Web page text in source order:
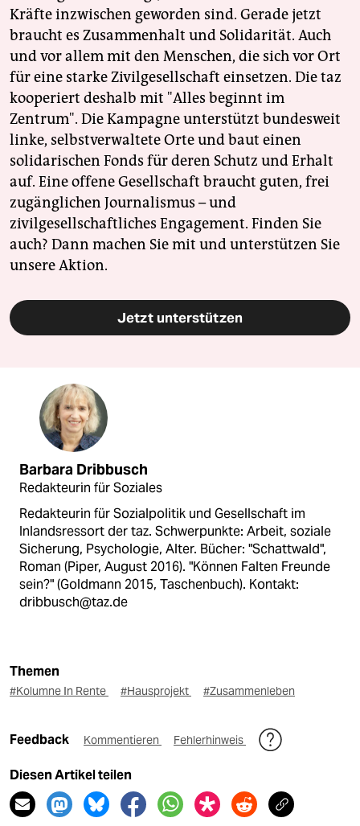
Kräfte inzwischen geworden sind. Gerade jetzt
braucht es Zusammenhalt und Solidarität. Auch
und vor allem mit den Menschen, die sich vor Ort
für eine starke Zivilgesellschaft einsetzen. Die taz
kooperiert deshalb mit "Alles beginnt im
Zentrum". Die Kampagne unterstützt bundesweit
linke, selbstverwaltete Orte und baut einen
solidarischen Fonds für deren Schutz und Erhalt
auf. Eine offene Gesellschaft braucht guten, frei
zugänglichen Journalismus – und
zivilgesellschaftliches Engagement. Finden Sie
auch? Dann machen Sie mit und unterstützen Sie
unsere Aktion.
Jetzt unterstützen
Barbara Dribbusch
Redakteurin für Soziales
Redakteurin für Sozialpolitik und Gesellschaft im
Inlandsressort der taz. Schwerpunkte: Arbeit, soziale
Sicherung, Psychologie, Alter. Bücher: "Schattwald",
Roman (Piper, August 2016). "Können Falten Freunde
sein?" (Goldmann 2015, Taschenbuch). Kontakt:
dribbusch@taz.de
Themen
#Kolumne In Rente #Hausprojekt #Zusammenleben
Feedback Kommentieren Fehlerhinweis
Diesen Artikel teilen